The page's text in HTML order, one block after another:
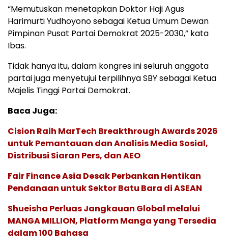
“Memutuskan menetapkan Doktor Haji Agus
Harimurti Yudhoyono sebagai Ketua Umum Dewan
Pimpinan Pusat Partai Demokrat 2025-2030,” kata
Ibas.
Tidak hanya itu, dalam kongres ini seluruh anggota
partai juga menyetujui terpilihnya SBY sebagai Ketua
Majelis Tinggi Partai Demokrat.
Baca Juga:
Cision Raih MarTech Breakthrough Awards 2026
untuk Pemantauan dan Analisis Media Sosial,
Distribusi Siaran Pers, dan AEO
Fair Finance Asia Desak Perbankan Hentikan
Pendanaan untuk Sektor Batu Bara di ASEAN
Shueisha Perluas Jangkauan Global melalui
MANGA MILLION, Platform Manga yang Tersedia
dalam 100 Bahasa